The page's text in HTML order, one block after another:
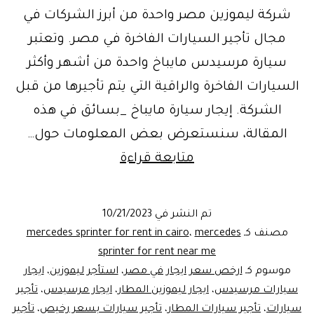
شركة ليموزين مصر واحدة من أبرز الشركات في
مجال تأجير السيارات الفاخرة في مصر. وتعتبر
سيارة مرسيدس مايباخ واحدة من أشهر وأكثر
السيارات الفاخرة والراقية التي يتم تأجيرها من قبل
الشركة. إيجار سيارة مايباخ _بسائق في هذه
المقالة، سنستعرض بعض المعلومات حول…
متابعة قراءةاستأجر
مايباخ
من
ليموزين
مصر
|01014555692
تم النشر في 10/21/2023
مصنف كـ
mercedes sprinter for rent in cairo،mercedes
sprinter for rent near me
موسوم كـارخص سعر ايجار في مصر،استأجر ليموزين،ايجار
سيارات مرسيدس، ايجار ليموزين المطار، ايجار مرسيدس، تأجير
سيارات، تأجير سيارات المطار، تأجير سيارات بسعر رخيص، تأجير